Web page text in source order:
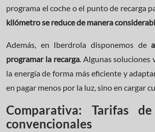
programa el coche o el punto de recarga
kilómetro se reduce de manera
Además, en Iberdrola disponemos de
programar la recarga. Algunas soluciones
la energía de forma más eficiente y
en pagar menos por la luz, sino en cargar
Comparativa: Tarifas
convencionales